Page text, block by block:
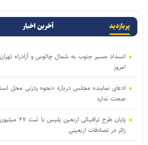
پربازدید آخرین اخبار
امروز
ادعای نماینده مجلس درباره «نحوه ردزنی محل
صحت ندارد
زائر در تصادفات اربعینی